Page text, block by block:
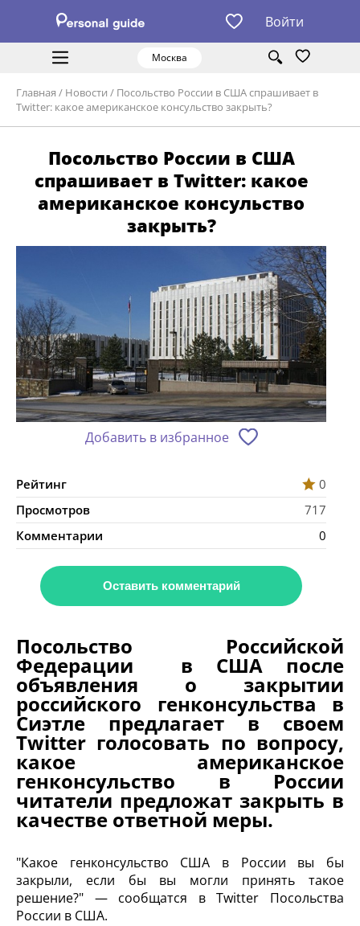
Войти
Москва
Главная / Новости / Посольство России в США спрашивает в
Twitter: какое американское консульство закрыть?
Посольство России в США
спрашивает в Twitter: какое
американское консульство
закрыть?
Добавить в избранное
Рейтинг
0
Просмотров
717
Комментарии
0
Оставить комментарий
Посольство Российской
Федерации в США после
объявления о закрытии
российского генконсульства в
Сиэтле предлагает в своем
Twitter голосовать по вопросу,
какое американское
генконсульство в России
читатели предложат закрыть в
качестве ответной меры.
"Какое генконсульство США в России вы бы
закрыли, если бы вы могли принять такое
решение?" — сообщатся в Twitter Посольства
России в США.